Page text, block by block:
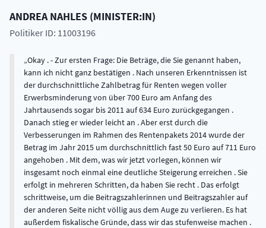
ANDREA NAHLES (MINISTER:IN)
Politiker ID: 11003196
Okay . - Zur ersten Frage: Die Beträge, die Sie genannt haben,
kann ich nicht ganz bestätigen . Nach unseren Erkenntnissen ist
der durchschnittliche Zahlbetrag für Renten wegen voller
Erwerbsminderung von über 700 Euro am Anfang des
Jahrtausends sogar bis 2011 auf 634 Euro zurückgegangen .
Danach stieg er wieder leicht an . Aber erst durch die
Verbesserungen im Rahmen des Rentenpakets 2014 wurde der
Betrag im Jahr 2015 um durchschnittlich fast 50 Euro auf 711 Euro
angehoben . Mit dem, was wir jetzt vorlegen, können wir
insgesamt noch einmal eine deutliche Steigerung erreichen . Sie
erfolgt in mehreren Schritten, da haben Sie recht . Das erfolgt
schrittweise, um die Beitragszahlerinnen und Beitragszahler auf
der anderen Seite nicht völlig aus dem Auge zu verlieren. Es hat
außerdem fiskalische Gründe, dass wir das stufenweise machen .